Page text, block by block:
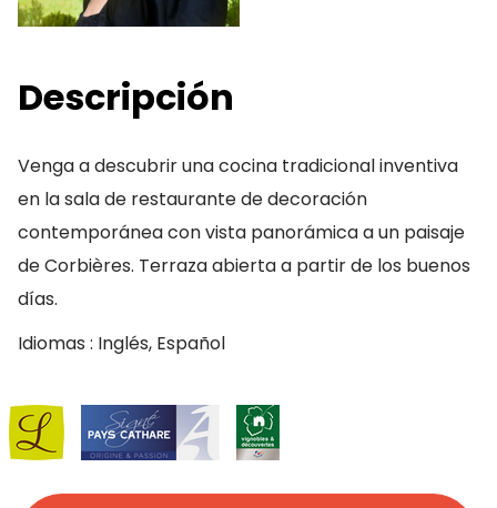
Descripción
Venga a descubrir una cocina tradicional inventiva
en la sala de restaurante de decoración
contemporánea con vista panorámica a un paisaje
de Corbières. Terraza abierta a partir de los buenos
días.
Idiomas : Inglés, Español